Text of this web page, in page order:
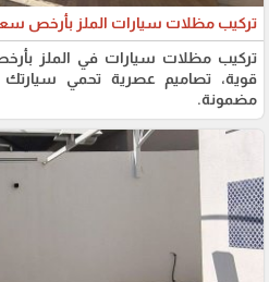
تركيب مظلات سيارات الملز بأرخص
تركيب مظلات سيارات في الملز
قوية، تصاميم عصرية تحمي
مضمونة.